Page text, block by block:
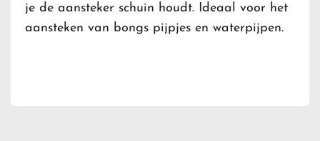
je de aansteker schuin houdt. Ideaal voor het
aansteken van bongs pijpjes en waterpijpen.